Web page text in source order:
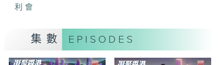
無人機足球是一項集科技、運動及團隊合作
動更走入校園，以校際聯賽形式讓學生接觸
這項運動，究竟比賽形式和玩法為何？
利會
集數 EPISODES